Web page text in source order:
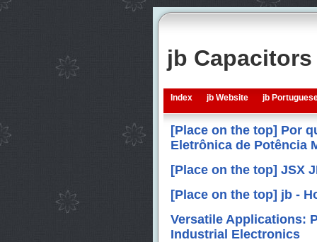
jb
Index jb Website jb
[Place on the top] Por
Eletrônica de Potência
[Place on the top] JSX
[Place on the top] jb -
Versatile Applications:
Industrial Electronics